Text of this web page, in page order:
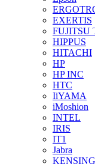
EXERTIS
FUJITSU
HIPPUS
HITACHI
HP
HP INC
HTC
IiYAMA
iMoshion
INTEL
IRIS
IT1
Jabra